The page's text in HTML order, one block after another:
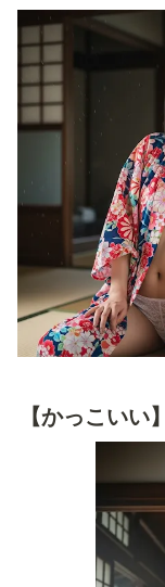
【かっこいい】